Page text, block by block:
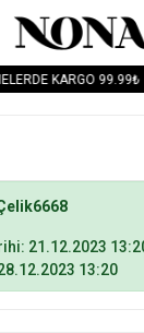
KARGO 99.99₺
21.12.2023
13:20